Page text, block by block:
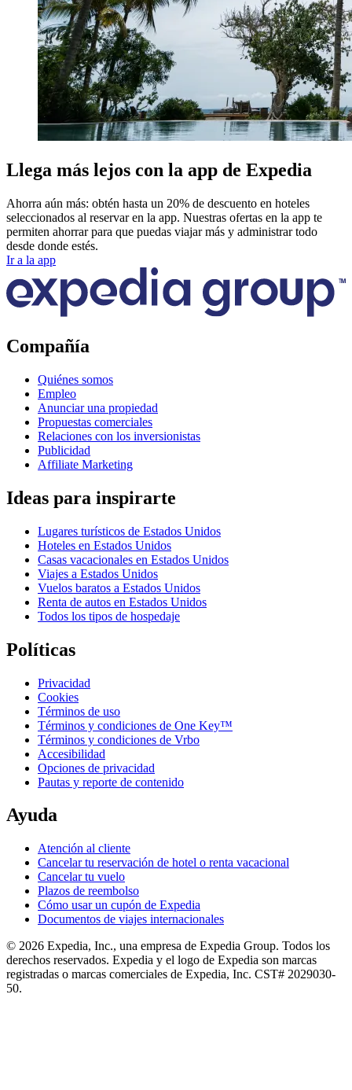
Llega más lejos con la app de Expedia
Ahorra aún más: obtén hasta un 20% de descuento en hoteles
seleccionados al reservar en la app. Nuestras ofertas en la app te
permiten ahorrar para que puedas viajar más y administrar todo
desde donde estés.
Ir a la app
Compañía
Quiénes somos
Empleo
Anunciar una propiedad
Propuestas comerciales
Relaciones con los inversionistas
Publicidad
Affiliate Marketing
Ideas para inspirarte
Lugares turísticos de Estados Unidos
Hoteles en Estados Unidos
Casas vacacionales en Estados Unidos
Viajes a Estados Unidos
Vuelos baratos a Estados Unidos
Renta de autos en Estados Unidos
Todos los tipos de hospedaje
Políticas
Privacidad
Cookies
Términos de uso
Términos y condiciones de One Key™
Términos y condiciones de Vrbo
Accesibilidad
Opciones de privacidad
Pautas y reporte de contenido
Ayuda
Atención al cliente
Cancelar tu reservación de hotel o renta vacacional
Cancelar tu vuelo
Plazos de reembolso
Cómo usar un cupón de Expedia
Documentos de viajes internacionales
© 2026 Expedia, Inc., una empresa de Expedia Group. Todos los
derechos reservados. Expedia y el logo de Expedia son marcas
registradas o marcas comerciales de Expedia, Inc. CST# 2029030-
50.